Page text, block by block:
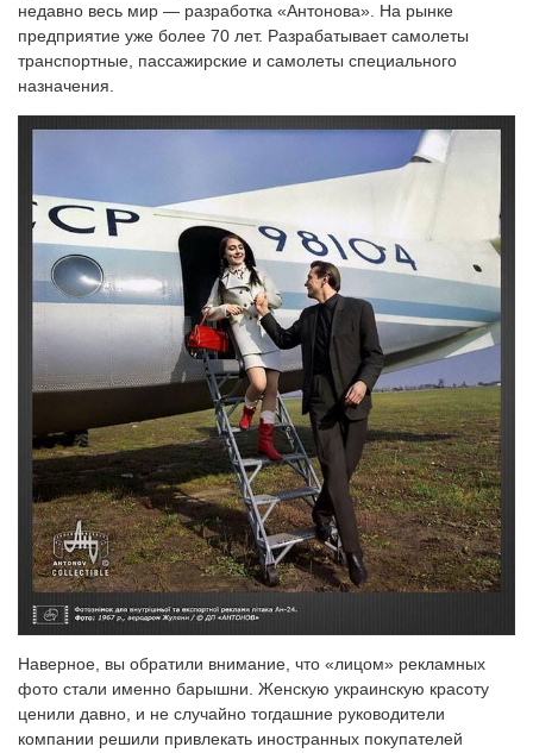
недавно весь мир — разработка «Антонова». На рынке
предприятие уже более 70 лет. Разрабатывает самолеты
транспортные, пассажирские и самолеты специального
назначения.
Наверное, вы обратили внимание, что «лицом» рекламных
фото стали именно барышни. Женскую украинскую красоту
ценили давно, и не случайно тогдашние руководители
компании решили привлекать иностранных покупателей